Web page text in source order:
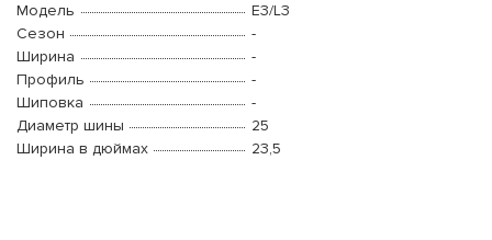
Модель
E3/L3
Сезон
-
Ширина
-
Профиль
-
Шиповка
-
Диаметр шины
25
Ширина в дюймах
23,5